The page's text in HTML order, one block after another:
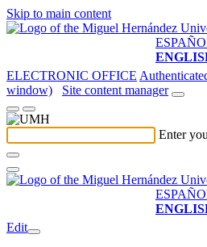
Skip to main content
ELECTRONIC OFFICE
window)
Site content manager
Enter
Edit